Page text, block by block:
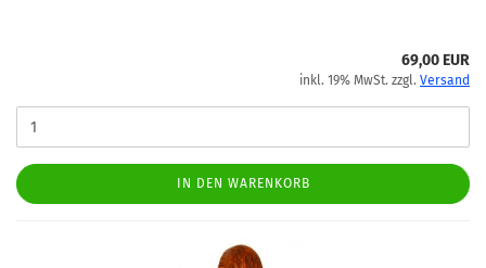
69,00 EUR
inkl. 19% MwSt. zzgl. Versand
IN DEN WARENKORB